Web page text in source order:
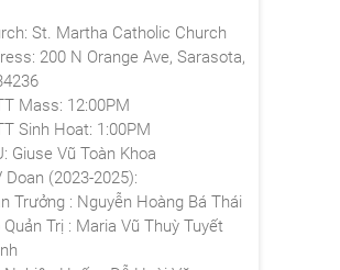
St. Martha Catholic Church
200 N Orange Ave, Sarasota,
Mass: 12:00PM
Sinh Hoat: 1:00PM
Giuse Vũ Toàn Khoa
Doan (2023-2025):
Trưởng : Nguyễn Hoàng Bá Thái
Quản Trị : Maria Vũ Thuỳ Tuyết